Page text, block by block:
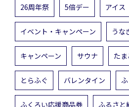
26周年祭 5倍デー アイス
イベント・キャンペーン うな
キャンペーン サウナ た
とらふぐ バレンタイン
ふくろい応援商品券 ふるさと